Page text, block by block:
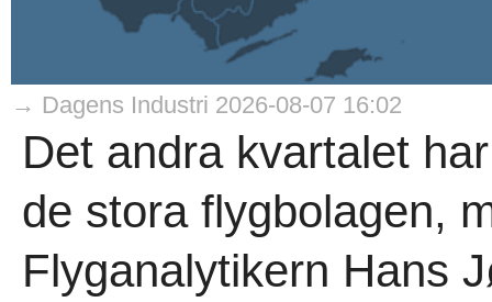
→ Dagens Industri 2026-08-07 16:02
Det andra kvartalet
de stora flygbolagen,
Flyganalytikern Hans